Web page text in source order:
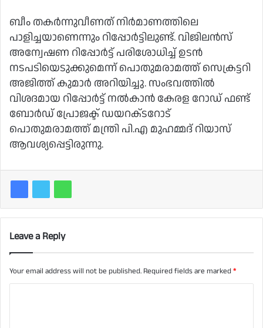
ബീം തകര്‍ന്നുവീണത് നിര്‍മാണത്തിലെ
പാളിച്ചയാണെന്നും റിപ്പോര്‍ട്ടിലുണ്ട്. വിജിലന്‍സ്
അന്വേഷണ റിപ്പോര്‍ട്ട് പരിശോധിച്ച്‌ ഉടന്‍
നടപടിയെടുക്കുമെന്ന് പൊതുമരാമത്ത് സെക്രട്ടറി
അജിത്ത് കുമാര്‍ അറിയിച്ചു. സംഭവത്തില്‍
വിശദമായ റിപ്പോര്‍ട്ട് നല്‍കാന്‍ കേരള റോഡ് ഫണ്ട്
ബോര്‍ഡ് പ്രോജക്ട് ഡയറക്‌ടറോട്
പൊതുമരാമത്ത് മന്ത്രി പി.എ മുഹമ്മദ് റിയാസ്
ആവശ്യപ്പെട്ടിരുന്നു.
Leave a Reply
Your email address will not be published. Required fields are marked*